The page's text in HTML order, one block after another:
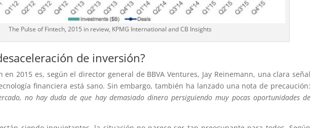
The Pulse of Fintech, 2015 in review, KPMG International and CB Insights
de inversión?
2015 es, según el director general de BBVA Ventures, Jay Reinemann, una clara señal
financiera está sano. Sin embargo, también ha lanzado una nota de precaución:
no hay duda de que hay demasiado dinero persiguiendo muy pocas oportunidades de